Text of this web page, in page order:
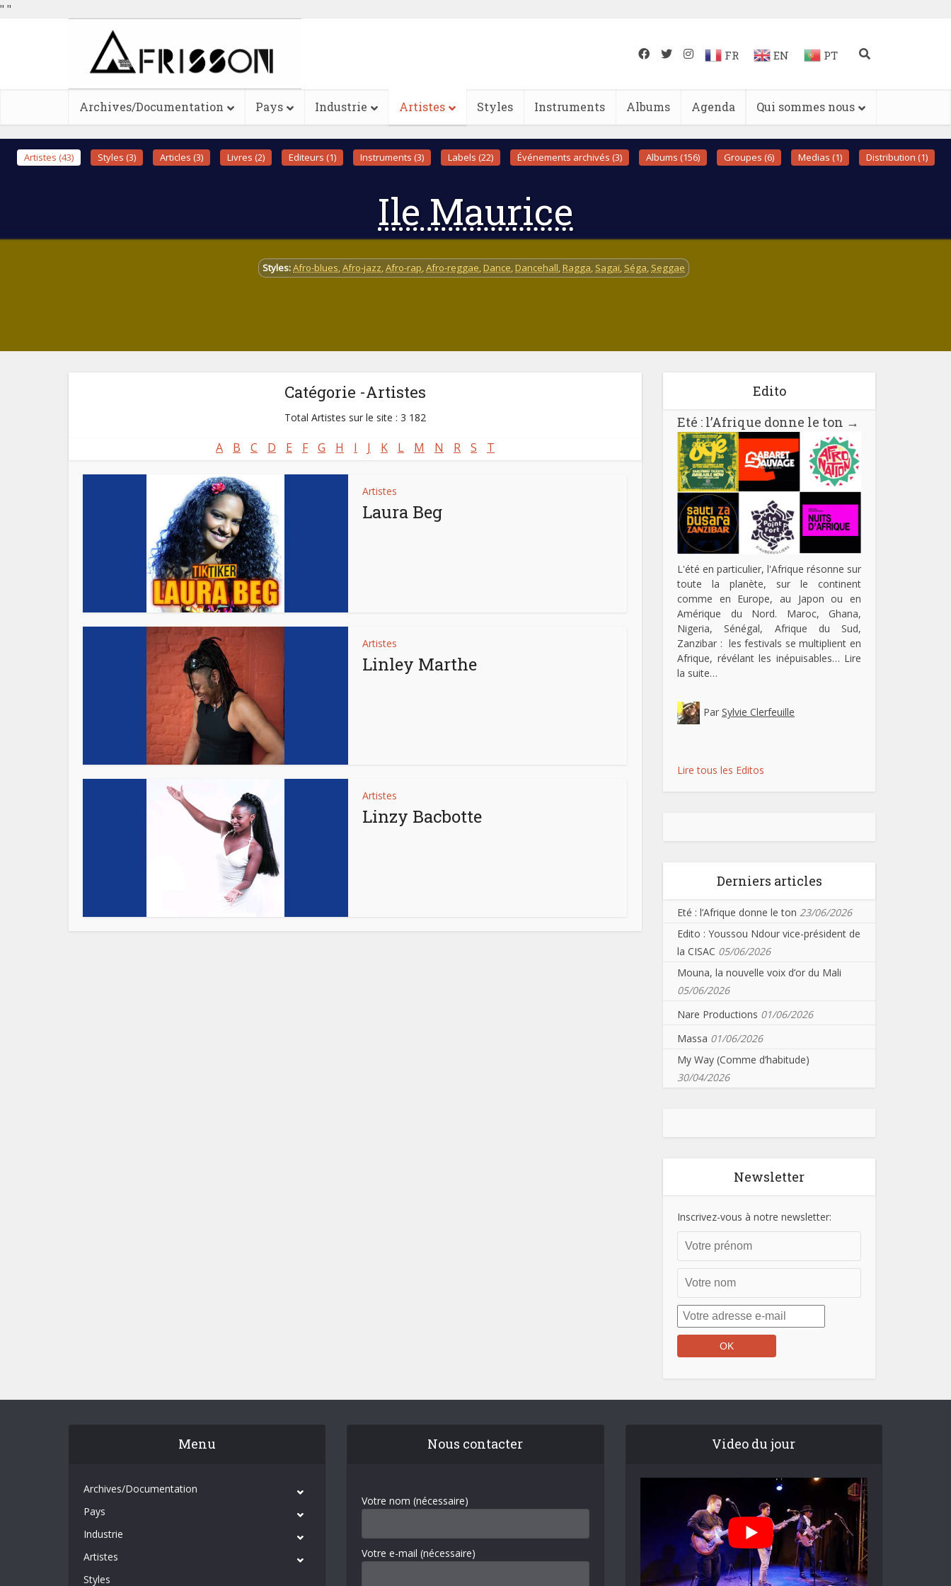
" "
FR EN PT
Archives/Documentation Pays Industrie Artistes Styles Instruments Albums Agenda Qui sommes nous
Artistes (43) Styles (3) Articles (3) Livres (2) Editeurs (1) Instruments (3) Labels (22) Événements archivés (3) Albums (156) Groupes (6) Medias (1) Distribution (1)
Ile Maurice
Styles:Afro-blues,Afro-jazz,Afro-rap,Afro-reggae, Dance, Dancehall, Ragga, Sagaï, Séga, Seggae
Catégorie -Artistes
Total Artistes sur le site : 3 182
A B C D E F G H I J K L M N R S T
Artistes
Laura Beg
Artistes
Linley Marthe
Artistes
Linzy Bacbotte
Edito
Eté : l’Afrique donne le ton →
L'été en particulier, l'Afrique résonne sur
toute la planète, sur le continent
comme en Europe, au Japon ou en
Amérique du Nord. Maroc, Ghana,
Nigeria, Sénégal, Afrique du Sud,
Zanzibar : les festivals se multiplient en
Afrique, révélant les inépuisables… Lire
la suite…
Par Sylvie Clerfeuille
Lire tous les Editos
Derniers articles
Eté : l’Afrique donne le ton 23/06/2026
Edito : Youssou Ndour vice-président de
la CISAC 05/06/2026
Mouna, la nouvelle voix d’or du Mali
05/06/2026
Nare Productions 01/06/2026
Massa 01/06/2026
My Way (Comme d’habitude)
30/04/2026
Newsletter
Inscrivez-vous à notre newsletter:
Menu
Archives/Documentation
Pays
Industrie
Artistes
Styles
Nous contacter
Votre nom (nécessaire)
Votre e-mail (nécessaire)
Video du jour